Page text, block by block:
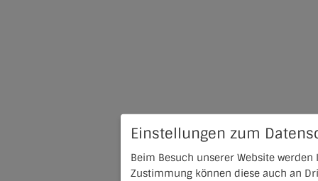
Einstellungen zum
Beim Besuch unserer Website
Zustimmung können diese auch an